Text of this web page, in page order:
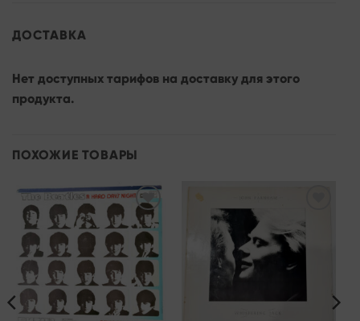
ДОСТАВКА
Нет доступных тарифов на доставку для этого
продукта.
ПОХОЖИЕ ТОВАРЫ
Add to
wishlist
Add to
wishlist